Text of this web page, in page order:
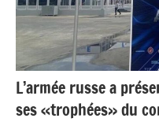
L’armée russe a
ses «trophées» du